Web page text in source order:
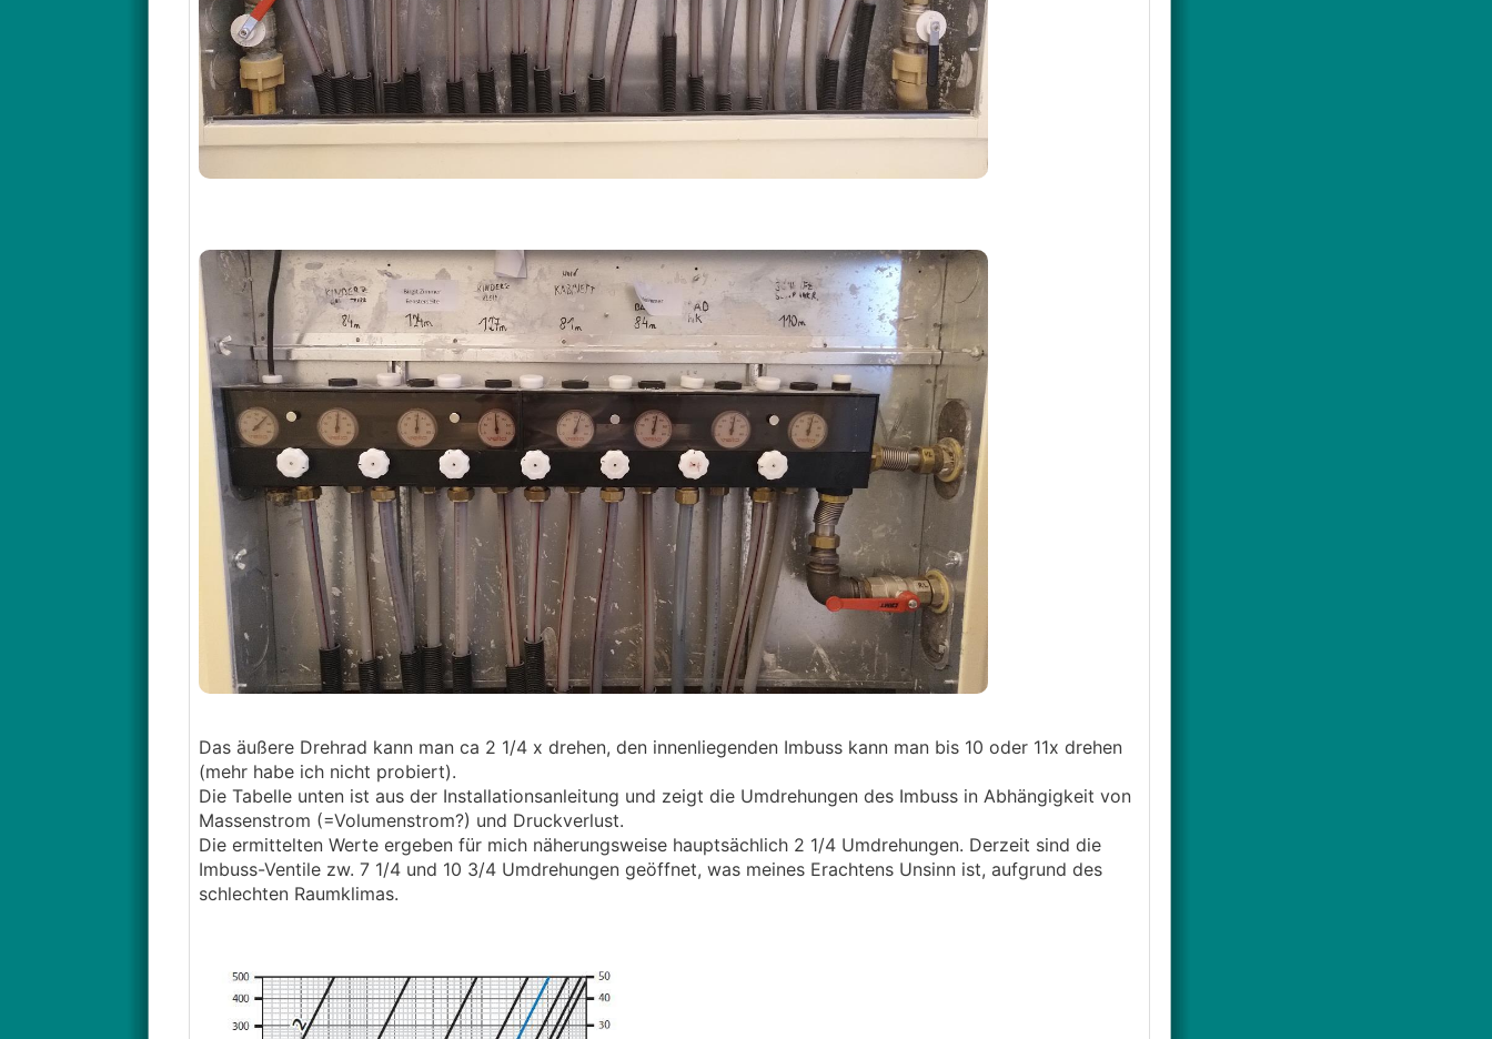
Das äußere Drehrad kann man ca 2 1/4 x drehen, den innenliegenden Imbuss kann man bis 10 oder 11x drehen
(mehr habe ich nicht probiert).
Die Tabelle unten ist aus der Installationsanleitung und zeigt die Umdrehungen des Imbuss in Abhängigkeit von
Massenstrom (=Volumenstrom?) und Druckverlust.
Die ermittelten Werte ergeben für mich näherungsweise hauptsächlich 2 1/4 Umdrehungen. Derzeit sind die
Imbuss-Ventile zw. 7 1/4 und 10 3/4 Umdrehungen geöffnet, was meines Erachtens Unsinn ist, aufgrund des
schlechten Raumklimas.